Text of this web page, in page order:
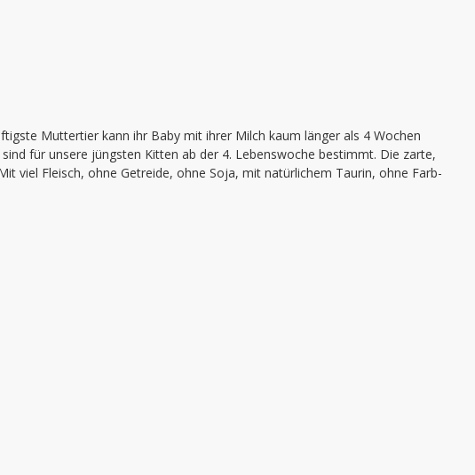
Muttertier kann ihr Baby mit ihrer Milch kaum länger als 4 Wochen
für unsere jüngsten Kitten ab der 4. Lebenswoche bestimmt. Die zarte,
viel Fleisch, ohne Getreide, ohne Soja, mit natürlichem Taurin, ohne Farb-